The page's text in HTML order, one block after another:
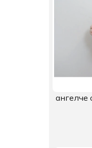
ангелче